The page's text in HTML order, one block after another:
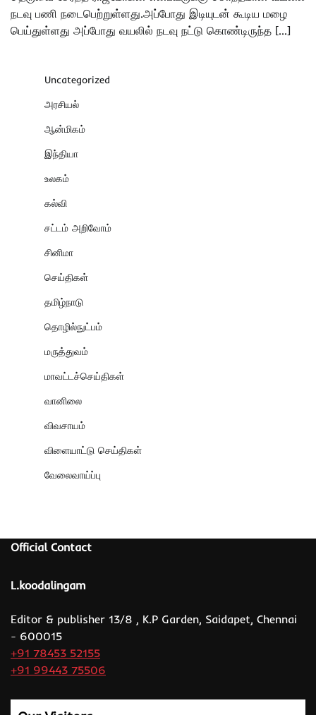
நடவு பணி நடைபெற்றுள்ளது.அப்போது இடியுடன் கூடிய மழை
பெய்துள்ளது அப்போது வயலில் நடவு நட்டு கொண்டிருந்த […]
Uncategorized
அரசியல்
ஆன்மிகம்
இந்தியா
உலகம்
கல்வி
சட்டம் அறிவோம்
சினிமா
செய்திகள்
தமிழ்நாடு
தொழில்நுட்பம்
மருத்துவம்
மாவட்டச்செய்திகள்
வானிலை
விவசாயம்
விளையாட்டு செய்திகள்
வேலைவாய்ப்பு
Official Contact
L.koodalingam
Editor & publisher 13/8 , K.P Garden, Saidapet, Chennai
- 600015
+91 78453 52155
+91 99443 75506